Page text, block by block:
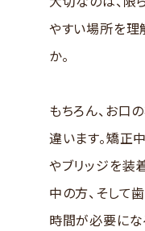
やすい場所を理
か。
もちろん、お口
違います。矯正
やブリッジを装
中の方、そして
時間が必要にな